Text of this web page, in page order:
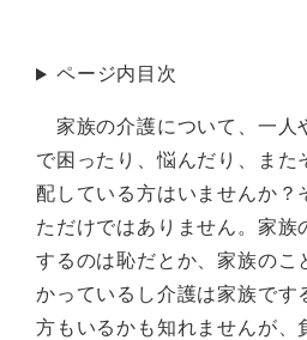
ページ内目次
家族の介護について、一人
で困ったり、悩んだり、また
配している方はいませんか？
ただけではありません。家族
するのは恥だとか、家族のこ
かっているし介護は家族です
方もいるかも知れませんが、